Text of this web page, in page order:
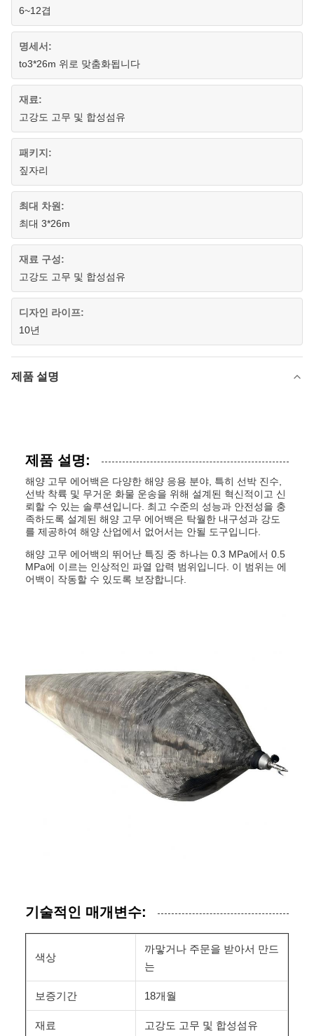
6~12겹
명세서:
to3*26m 위로 맞춤화됩니다
재료:
고강도 고무 및 합성섬유
패키지:
짚자리
최대 차원:
최대 3*26m
재료 구성:
고강도 고무 및 합성섬유
디자인 라이프:
10년
제품 설명
제품 설명:
해양 고무 에어백은 다양한 해양 응용 분야, 특히 선박 진수,
선박 착륙 및 무거운 화물 운송을 위해 설계된 혁신적이고 신
뢰할 수 있는 솔루션입니다. 최고 수준의 성능과 안전성을 충
족하도록 설계된 해양 고무 에어백은 탁월한 내구성과 강도
를 제공하여 해양 산업에서 없어서는 안될 도구입니다.
해양 고무 에어백의 뛰어난 특징 중 하나는 0.3 MPa에서 0.5
MPa에 이르는 인상적인 파열 압력 범위입니다. 이 범위는 에
어백이 작동할 수 있도록 보장합니다.
기술적인 매개변수:
색상
까맣거나 주문을 받아서 만드
는
보증기간 18개월
재료 고강도 고무 및 합성섬유